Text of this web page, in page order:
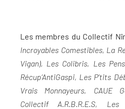
Les membres du Collectif
Incroyables Comestibles, La
Vigan), Les Colibris, Les
Récup’AntiGaspi, Les P’tits
Vrais Monnayeurs, CAUE
Collectif A.R.B.R.E.S, Les